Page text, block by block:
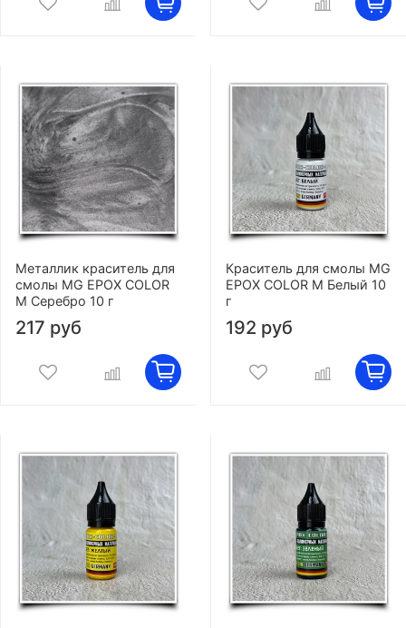
Металлик краситель для
смолы MG EPOX COLOR
M Серебро 10 г
217 руб
Краситель для смолы MG
EPOX COLOR M Белый 10
г
192 руб